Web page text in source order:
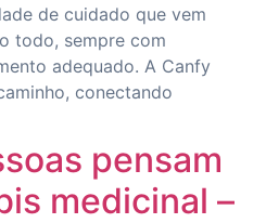
de cuidado que vem
todo, sempre com
adequado. A Canfy
conectando
pensam
medicinal –